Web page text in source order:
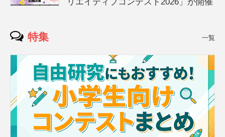
特集 一覧